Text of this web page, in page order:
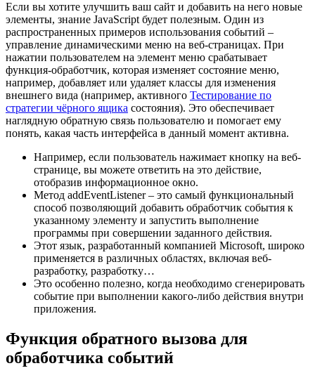
Если вы хотите улучшить ваш сайт и добавить на него новые
элементы, знание JavaScript будет полезным. Один из
распространенных примеров использования событий –
управление динамическими меню на веб-страницах. При
нажатии пользователем на элемент меню срабатывает
функция-обработчик, которая изменяет состояние меню,
например, добавляет или удаляет классы для изменения
внешнего вида (например, активного Тестирование по
стратегии чёрного ящика состояния). Это обеспечивает
наглядную обратную связь пользователю и помогает ему
понять, какая часть интерфейса в данный момент активна.
Например, если пользователь нажимает кнопку на веб-
странице, вы можете ответить на это действие,
отобразив информационное окно.
Метод addEventListener – это самый функциональный
способ позволяющий добавить обработчик события к
указанному элементу и запустить выполнение
программы при совершении заданного действия.
Этот язык, разработанный компанией Microsoft, широко
применяется в различных областях, включая веб-
разработку, разработку…
Это особенно полезно, когда необходимо сгенерировать
событие при выполнении какого-либо действия внутри
приложения.
Функция обратного вызова для
обработчика событий